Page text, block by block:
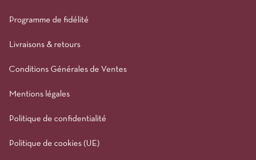
Programme de fidélité
Livraisons & retours
Conditions Générales de Ventes
Mentions légales
Politique de confidentialité
Politique de cookies (UE)